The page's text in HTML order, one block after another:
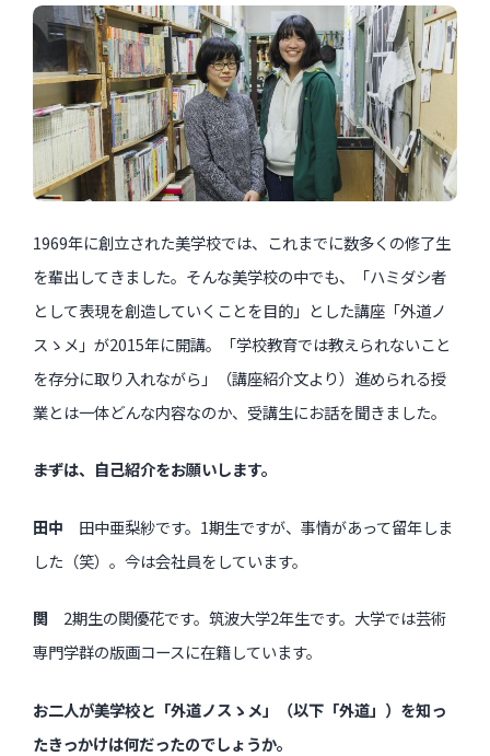
1969年に創立された美学校では、これまでに数多くの修了生
を輩出してきました。そんな美学校の中でも、「ハミダシ者
として表現を創造していくことを目的」とした講座「外道ノ
スゝメ」が2015年に開講。「学校教育では教えられないこと
を存分に取り入れながら」（講座紹介文より）進められる授
業とは一体どんな内容なのか、受講生にお話を聞きました。
――まずは、自己紹介をお願いします。
田中 田中亜梨紗です。1期生ですが、事情があって留年しま
した（笑）。今は会社員をしています。
関 2期生の関優花です。筑波大学2年生です。大学では芸術
専門学群の版画コースに在籍しています。
お二人が美学校と「外道ノスゝメ」（以下「外道」）を知っ
たきっかけは何だったのでしょうか。